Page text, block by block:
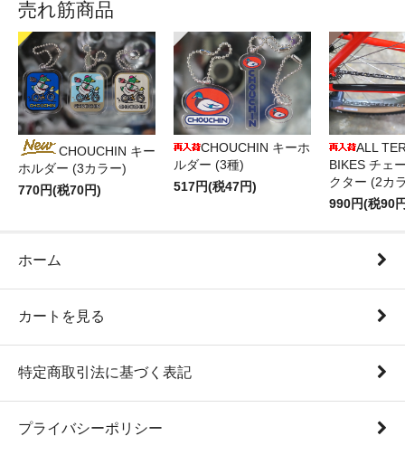
売れ筋商品
CHOUCHIN キー
ホルダー (3カラー)
770円(税70円)
CHOUCHIN キーホ
ルダー (3種)
517円(税47円)
ALL
BIKES チェ
クター (2カ
990円(税90
ホーム
カートを見る
特定商取引法に基づく表記
プライバシーポリシー